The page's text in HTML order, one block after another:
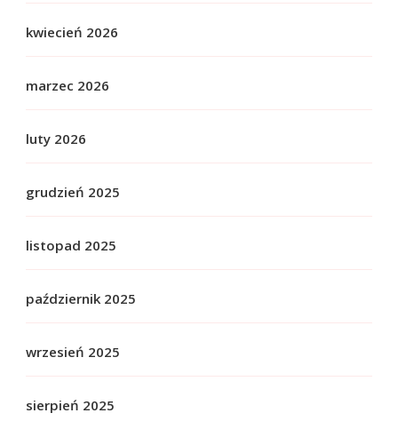
kwiecień 2026
marzec 2026
luty 2026
grudzień 2025
listopad 2025
październik 2025
wrzesień 2025
sierpień 2025